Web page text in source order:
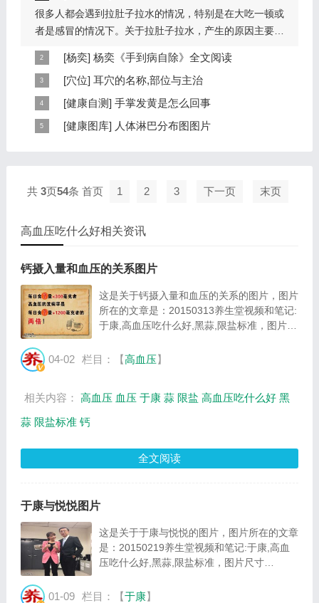
很多人都会遇到拉肚子拉水的情况，特别是在大吃一顿或
者是感冒的情况下。关于拉肚子拉水，产生的原因主要是
[杨奕] 杨奕《手到病自除》全文阅读
本页提供杨奕手到病自除全文阅读。包括完整目录、共计
6大章，66个小节的详细内容。涉及到全身的各个反射
区，以及自然疗法、反射区疗法、食疗等。另外...
[穴位] 耳穴的名称,部位与主治
耳穴在耳郭的分布有一定规律，耳穴在耳郭的分布犹如一
个倒置在子宫内的胎儿，头部朝下，臀部朝上。其分布的
规律是，与面颊相应的穴位在耳垂；与上肢相...
[健康自测] 手掌发黄是怎么回事
手掌发黄，一般是血管内血液不充盈或是皮肤营养不良的
[健康图库] 人体淋巴分布图图片
共 3页54条 首页 1 2 3 下一页 末页
高血压吃什么好相关资讯
钙摄入量和血压的关系图片
这是关于钙摄入量和血压的关系的图片，图片
所在的文章是：20150313养生堂视频和笔记:
于康,高血压吃什么好,黑蒜,限盐标准，图片尺
268480Byte。...
04-02 栏目：【高血压】
相关内容： 高血压 血压 于康 蒜 限盐 高血压吃什么好 黑
蒜 限盐标准 钙
全文阅读
于康与悦悦图片
这是关于于康与悦悦的图片，图片所在的文章
是：20150219养生堂视频和笔记:于康,高血
压吃什么好,黑蒜,限盐标准，图片尺寸
304110Byte。...
01-09 栏目：【于康】